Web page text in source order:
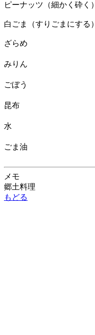
ピーナッツ（細かく砕く）
白ごま（すりごまにする）
ざらめ
みりん
ごぼう
昆布
水
ごま油
メモ
郷土料理
もどる